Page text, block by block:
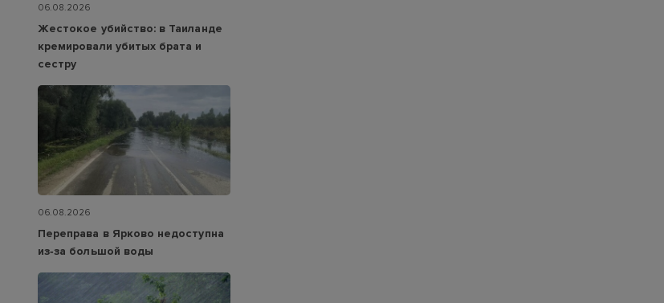
06.08.2026
Жестокое убийство: в Таиланде
кремировали убитых брата и
сестру
06.08.2026
Переправа в Ярково недоступна
из‑за большой воды